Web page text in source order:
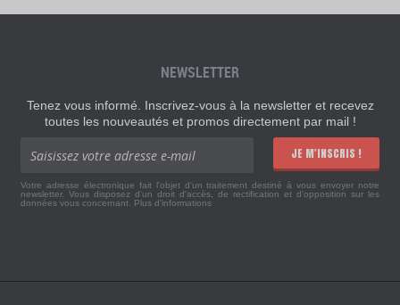
NEWSLETTER
Tenez vous informé. Inscrivez-vous à la newsletter et recevez
toutes les nouveautés et promos directement par mail !
JE M'INSCRIS !
Votre adresse électronique fait l'objet d'un traitement destiné à vous envoyer notre
newsletter. Vous disposez d'un droit d'accès, de rectification et d'opposition sur les
données vous concernant. Plus d'informations